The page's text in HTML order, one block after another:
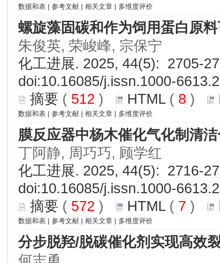
数据和表 | 参考文献 | 相关文章 | 多维度评价
螺旋藻固碳和作为饲用蛋白原
朱俊英, 荣峻峰, 宗保宁
化工进展. 2025, 44(5): 2705-
doi:10.16085/j.issn.1000-
摘要 ( 512 ) HTML( 8 )
数据和表 | 参考文献 | 相关文章 | 多维度评价
膜反应器中杨木催化气化制清
丁阿静, 周巧巧, 顾学红
化工进展. 2025, 44(5): 2716-
doi:10.16085/j.issn.1000-
摘要 ( 572 ) HTML( 7 )
数据和表 | 参考文献 | 相关文章 | 多维度评价
分步脱羟/脱碳催化剂实现高效